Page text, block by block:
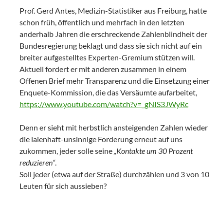
Prof. Gerd Antes, Medizin-Statistiker aus Freiburg, hatte
schon früh, öffentlich und mehrfach in den letzten
anderhalb Jahren die erschreckende Zahlenblindheit der
Bundesregierung beklagt und dass sie sich nicht auf ein
breiter aufgestelltes Experten-Gremium stützen will.
Aktuell fordert er mit anderen zusammen in einem
Offenen Brief mehr Transparenz und die Einsetzung einer
Enquete-Kommission, die das Versäumte aufarbeitet,
https://www.youtube.com/watch?v=_gNIS3JWyRc
Denn er sieht mit herbstlich ansteigenden Zahlen wieder
die laienhaft-unsinnige Forderung erneut auf uns
zukommen, jeder solle seine„Kontakte um 30 Prozent
reduzieren“.
Soll jeder (etwa auf der Straße) durchzählen und 3 von 10
Leuten für sich aussieben?